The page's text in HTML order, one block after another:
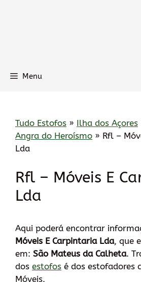
Menu
Tudo Estofos » Ilha dos Açores
Angra do Heroísmo » Rfl –
Lda
Rfl – Móveis E
Lda
Aqui poderá encontrar
Móveis E Carpintaria Lda, que
em: São Mateus da Calheta.
dos estofos é dos estofadores
Móveis.